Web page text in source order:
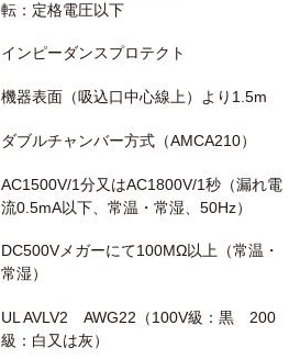
転：定格電圧以下
インピーダンスプロテクト
機器表面（吸込口中心線上）より1.5m
ダブルチャンバー方式（AMCA210）
AC1500V/1分又はAC1800V/1秒（漏れ電
流0.5mA以下、常温・常湿、50Hz）
DC500Vメガーにて100MΩ以上（常温・
常湿）
UL AVLV2 AWG22（100V級：黒 200
級：白又は灰）